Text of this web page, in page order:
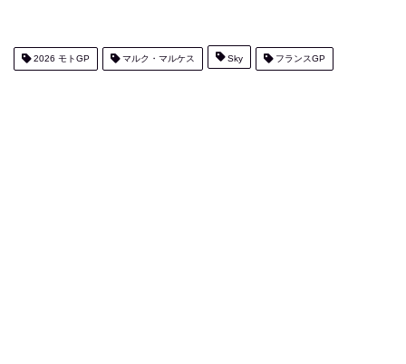
2026 モトGP マルク・マルケス Sky フランスGP